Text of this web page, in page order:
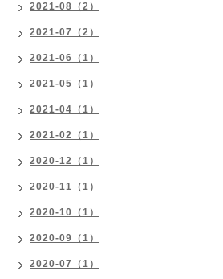
2021-08（2）
2021-07（2）
2021-06（1）
2021-05（1）
2021-04（1）
2021-02（1）
2020-12（1）
2020-11（1）
2020-10（1）
2020-09（1）
2020-07（1）